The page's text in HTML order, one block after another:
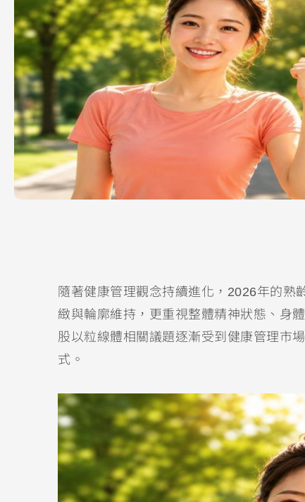
隨著健康管理觀念持續進化，2026年的熟
緻與輪廓維持，更重視整體精神狀態、身
股以粒線體相關議題逐漸受到健康管理市
式。